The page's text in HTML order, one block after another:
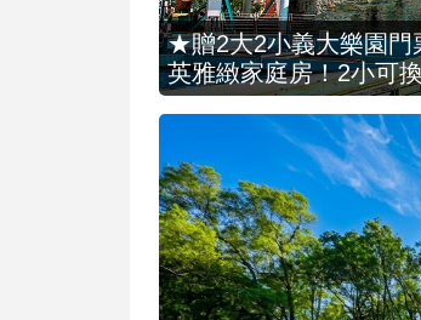
★贈2大2小義大樂園門
英雅緻家庭房！2小可